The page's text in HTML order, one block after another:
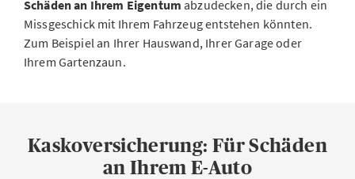
Schäden an Ihrem Eigentum abzudecken, die durch ein
Missgeschick mit Ihrem Fahrzeug entstehen könnten.
Zum Beispiel an Ihrer Hauswand, Ihrer Garage oder
Ihrem Gartenzaun.
Kaskoversicherung: Für Schäden
an Ihrem E-Auto